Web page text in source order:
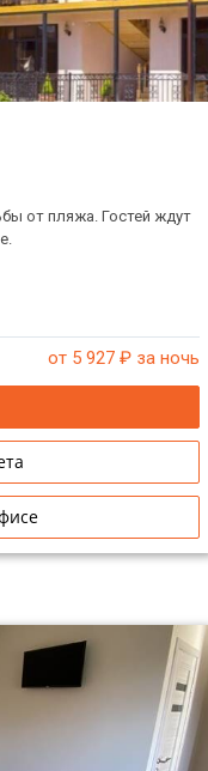
от пляжа. Гостей ждут
от 5 927 ₽ за ночь